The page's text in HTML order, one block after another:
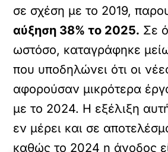
σε σχέση με το 2019,
αύξηση 38% το 2025. Σε
ωστόσο, καταγράφηκε
που υποδηλώνει ότι οι
αφορούσαν μικρότερα
με το 2024. Η εξέλιξη
εν μέρει και σε
καθώς το 2024 η άνοδος